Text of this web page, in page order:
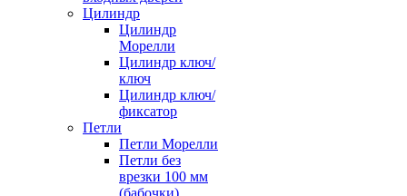
Цилиндр
Цилиндр
Морелли
Цилиндр ключ/
ключ
Цилиндр ключ/
фиксатор
Петли
Петли Морелли
Петли без
врезки 100 мм
(бабочки)